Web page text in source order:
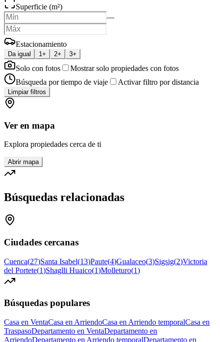
Superficie (m²)
—
Estacionamiento
Da igual 1+ 2+ 3+
Solo con fotos
Mostrar solo propiedades con fotos
Búsqueda por tiempo de viaje
Activar filtro por distancia
Limpiar filtros
Ver en mapa
Explora propiedades cerca de ti
Abrir mapa
Búsquedas relacionadas
Ciudades cercanas
Cuenca(27)Santa Isabel(13)Paute(4)Gualaceo(3)Sigsig(2)Victoria
del Portete(1)Shaglli Huaico(1)Molleturo(1)
Búsquedas populares
Casa en VentaCasa en ArriendoCasa en Arriendo temporalCasa en
TraspasoDepartamento en VentaDepartamento en
ArriendoDepartamento en Arriendo temporalDepartamento en